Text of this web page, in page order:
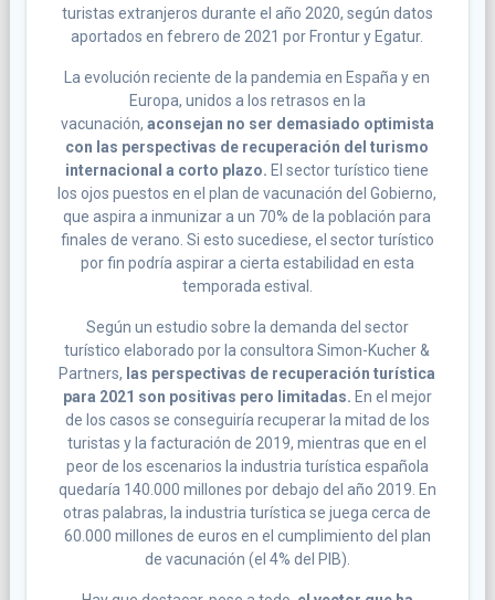
turistas extranjeros durante el año 2020, según datos
aportados en febrero de 2021 por Frontur y Egatur.
La evolución reciente de la pandemia en España y en
Europa, unidos a los retrasos en la
vacunación, aconsejan no ser demasiado optimista
con las perspectivas de recuperación del turismo
internacional a corto plazo. El sector turístico tiene
los ojos puestos en el plan de vacunación del Gobierno,
que aspira a inmunizar a un 70% de la población para
finales de verano. Si esto sucediese, el sector turístico
por fin podría aspirar a cierta estabilidad en esta
temporada estival.
Según un estudio sobre la demanda del sector
turístico elaborado por la consultora Simon-Kucher &
Partners, las perspectivas de recuperación turística
para 2021 son positivas pero limitadas. En el mejor
de los casos se conseguiría recuperar la mitad de los
turistas y la facturación de 2019, mientras que en el
peor de los escenarios la industria turística española
quedaría 140.000 millones por debajo del año 2019. En
otras palabras, la industria turística se juega cerca de
60.000 millones de euros en el cumplimiento del plan
de vacunación (el 4% del PIB).